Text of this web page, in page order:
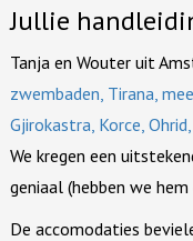
Jullie
Tanja en Wouter uit
zwembaden, Tirana,
Gjirokastra, Korce,
We kregen een
geniaal (hebben we
De accomodaties